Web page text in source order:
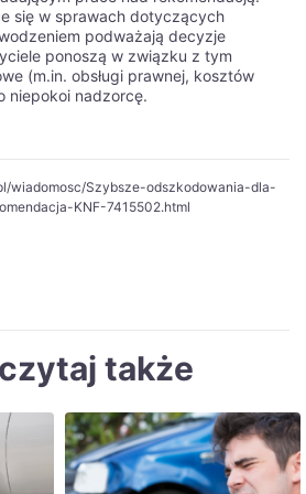
się w sprawach dotyczących
podważają decyzje
ponoszą w związku z tym
(m.in. obsługi prawnej, kosztów
niepokoi nadzorcę.
wiadomosc/Szybsze-odszkodowania-dla-
KNF-7415502.html
także